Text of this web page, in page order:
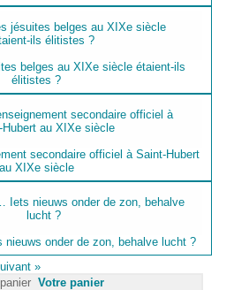
belges au XIXe siècle étaient-ils
élitistes ?
secondaire officiel à Saint-Hubert
au XIXe siècle
onder de zon, behalve lucht ?
»
Votre panier